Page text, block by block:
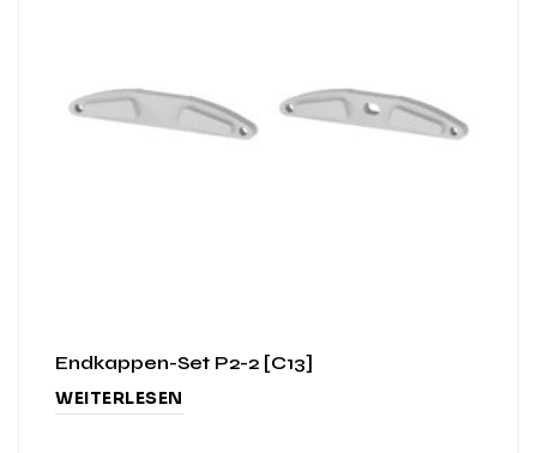
Endkappen-Set P2-2 [C13]
WEITERLESEN